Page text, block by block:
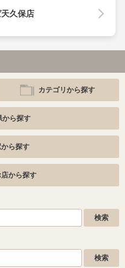
久保店
カテゴリから探す
から探す
ら探す
から探す